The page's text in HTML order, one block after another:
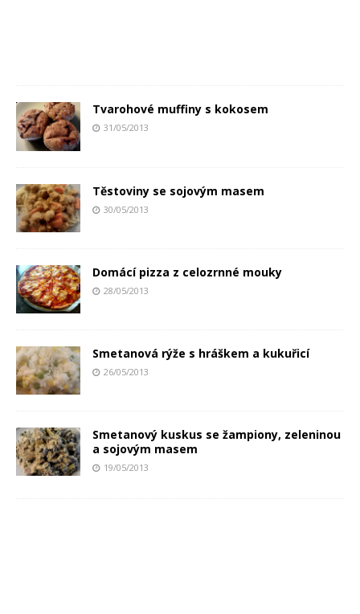
Tvarohové muffiny s kokosem
31/05/2013
Těstoviny se sojovým masem
30/05/2013
Domácí pizza z celozrnné mouky
28/05/2013
Smetanová rýže s hráškem a kukuřicí
26/05/2013
Smetanový kuskus se žampiony, zeleninou
a sojovým masem
19/05/2013